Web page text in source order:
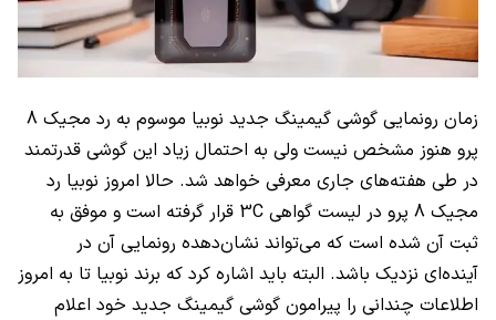
زمان رونمایی گوشی گیمینگ جدید نوبیا موسوم به رد مجیک 8
پرو هنوز مشخص نیست ولی به احتمال زیاد این گوشی قدرتمند
در طی هفته‌های جاری معرفی خواهد شد. حالا امروز نوبیا رد
مجیک 8 پرو در لیست گواهی
3C قرار گرفته است و موفق به
ثبت آن شده است که می‌تواند نشان‌دهده رونمایی آن در
آینده‌ای نزدیک باشد. البته باید اشاره کرد که برند نوبیا تا به امروز
اطلاعات چندانی را پیرامون گوشی گیمینگ جدید خود اعلام